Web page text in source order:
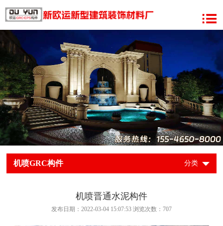
机喷GRC构件 分类
机喷晋通水泥构件
发布日期：2022-03-04 15:07:53 浏览次数： 707